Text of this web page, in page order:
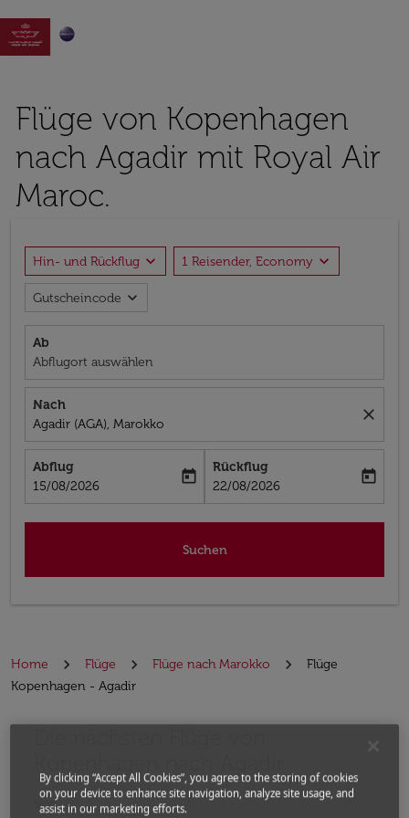

Flüge von Kopenhagen
nach Agadir mit Royal Air
Maroc.
Hin- und Rückflug expand_more 1 Reisender, Economy expand_more
Gutscheincode expand_more
Ab
Abflugort auswählen
Nach
Agadir (AGA), Marokko
close
Abflug
fc-booking-departure-date-aria-label
15/08/2026
today
Rückflug
fc-booking-return-date-aria-label
22/08/2026
today
Suchen
Home Flüge Flüge nach Marokko
Flüge
Kopenhagen - Agadir
Von
By clicking “Accept All Cookies”, you agree to the storing of cookies
on your device to enhance site navigation, analyze site usage, and
assist in our marketing efforts.